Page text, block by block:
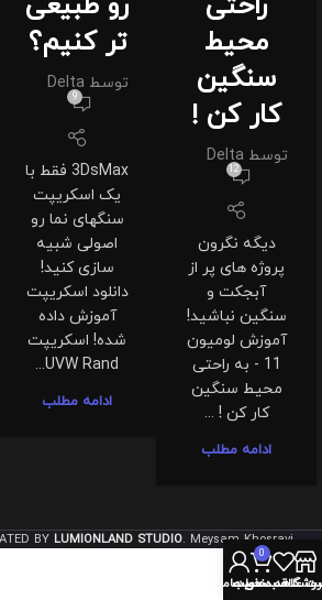
محیط
سنگین
کار کن !
توسط Delta
12
دیگه نگرون
پروژه های پر از
آبجکت و
سنگین نباشید!
آموزش لومیون
11 - به راحتی
محیط سنگین
کار کن ! ...
ادامه مطلب
تر کنیم؟
توسط Delta
9
3DsMax فقط با
یک اسکریپت
سنگهای نما رو
اصولی شبیه
سازی کنید!
دانلود اسکریپت
آموزش داده
شده! اسکریپت
UVW Rand...
ادامه مطلب
BY LUMIONLAND STUDIO. Meysam Khosravi.
علاقه مندی ها
0
سبد خرید
حساب من